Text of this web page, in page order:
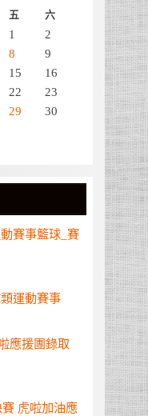
五 六
1
2
8
9
15
16
22
23
29
30
賽事籃球_賽
運動賽事
應援團錄取
虎啦加油應